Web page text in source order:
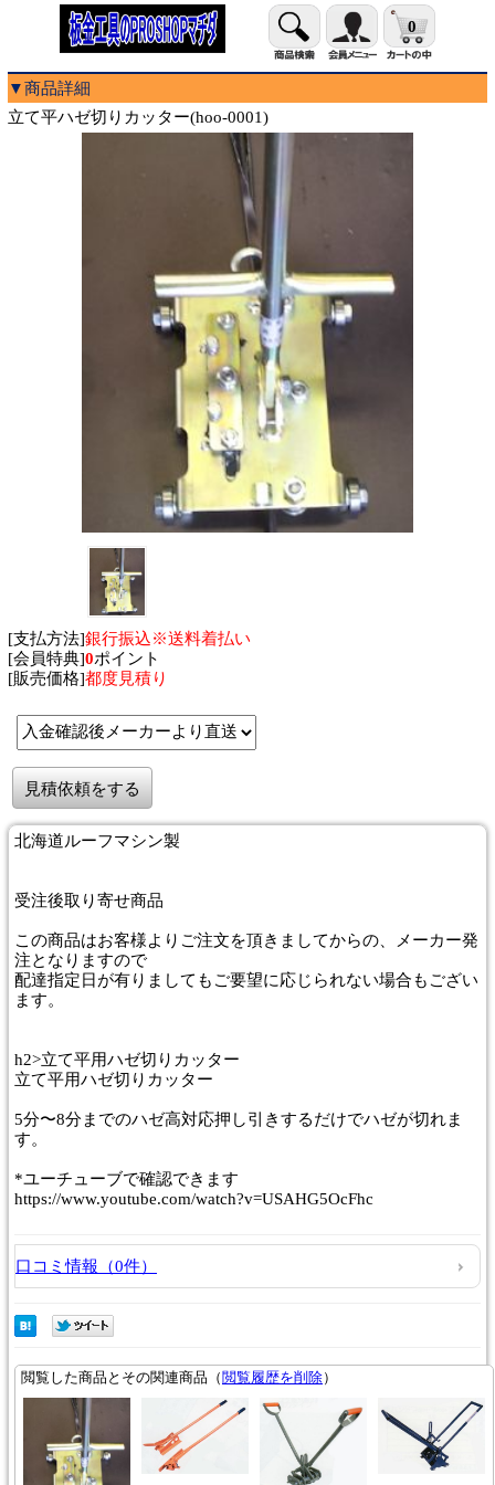
0
▼商品詳細
立て平ハゼ切りカッター(hoo-0001)
[支払方法]銀行振込※送料着払い
[会員特典]0ポイント
[販売価格]都度見積り
見積依頼をする
北海道ルーフマシン製
受注後取り寄せ商品
この商品はお客様よりご注文を頂きましてからの、メーカー発
注となりますので
配達指定日が有りましてもご要望に応じられない場合もござい
ます。
h2>立て平用ハゼ切りカッター
立て平用ハゼ切りカッター
5分〜8分までのハゼ高対応押し引きするだけでハゼが切れま
す。
*ユーチューブで確認できます
https://www.youtube.com/watch?v=USAHG5OcFhc
口コミ情報（0件）